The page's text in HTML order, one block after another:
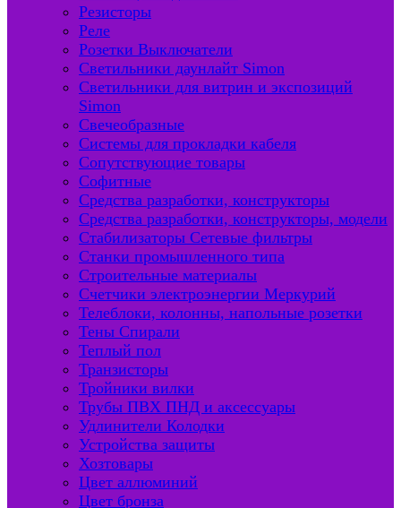
Резисторы
Реле
Розетки Выключатели
Светильники даунлайт Simon
Светильники для витрин и экспозиций
Simon
Свечеобразные
Системы для прокладки кабеля
Сопутствующие товары
Софитные
Средства разработки, конструкторы
Средства разработки, конструкторы, модели
Стабилизаторы Сетевые фильтры
Станки промышленного типа
Строительные материалы
Счетчики электроэнергии Меркурий
Телеблоки, колонны, напольные розетки
Тены Спирали
Теплый пол
Транзисторы
Тройники вилки
Трубы ПВХ ПНД и аксессуары
Удлинители Колодки
Устройства защиты
Хозтовары
Цвет аллюминий
Цвет бронза